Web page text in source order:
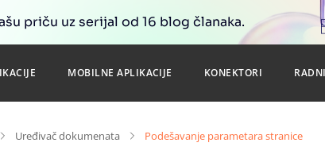
priču uz serijal od 16 blog članaka.
MOBILNE APLIKACIJE KONEKTORI
Uređivač dokumenata Podešavanje parametara stranice